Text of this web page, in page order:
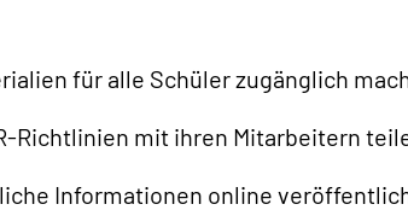
für alle Schüler zugänglich
Richtlinien mit ihren Mitarbeitern
Informationen online